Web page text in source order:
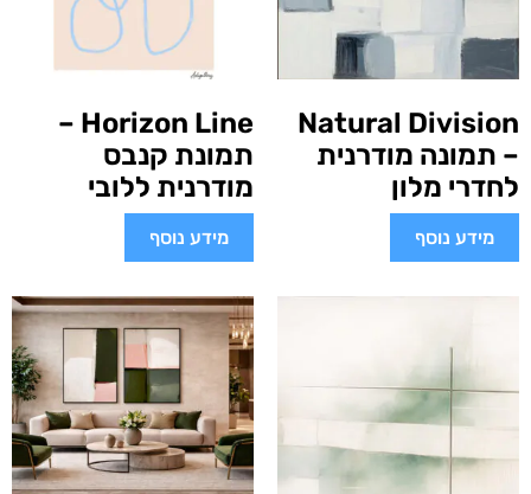
Natural Division
– תמונה מודרנית
לחדרי מלון
מידע נוסף
Horizon Line –
תמונת קנבס
מודרנית ללובי
מידע נוסף